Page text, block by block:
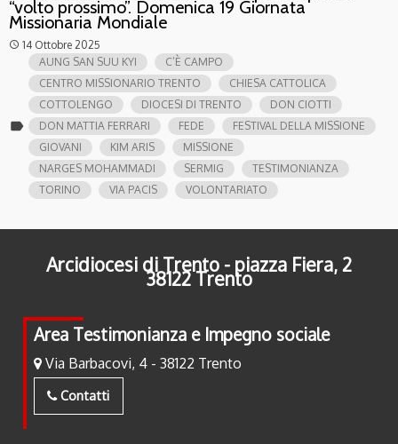
“volto prossimo”. Domenica 19 Giornata
Missionaria Mondiale
access_time 14 Ottobre 2025
label
AUNG SAN SUU KYI
C’È CAMPO
CENTRO MISSIONARIO TRENTO
CHIESA CATTOLICA
COTTOLENGO
DIOCESI DI TRENTO
DON CIOTTI
DON MATTIA FERRARI
FEDE
FESTIVAL DELLA MISSIONE
GIOVANI
KIM ARIS
MISSIONE
NARGES MOHAMMADI
SERMIG
TESTIMONIANZA
TORINO
VIA PACIS VOLONTARIATO
Arcidiocesi di Trento - piazza Fiera, 2
38122 Trento
Area Testimonianza e Impegno sociale
Via Barbacovi, 4 - 38122 Trento
Contatti